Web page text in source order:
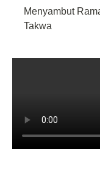
Menyambut
Takwa